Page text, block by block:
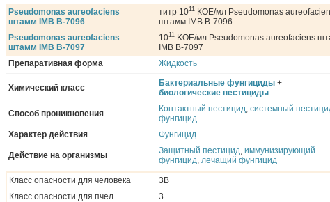
Pseudomonas aureofaciens
штамм IMB B-7096
титр 1011 КОЕ/мл Pseudomonas
штамм IMB B-7096
Pseudomonas aureofaciens
штамм IMB B-7097
1011 KOE/мл Pseudomonas aureofaciens
IMB B-7097
Препаративная форма
Жидкость
Химический класс Бактериальные фунгициды +
биологические пестициды
Способ проникновения Контактный пестицид, системный
фунгицид
Характер действия
Фунгицид
Действие на организмы Защитный пестицид, иммунизирующий
фунгицид, лечащий фунгицид
Класс опасности для человека
3В
Класс опасности для пчел
3